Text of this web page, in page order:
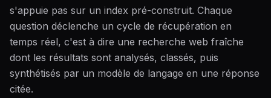
s'appuie pas sur un index pré-construit. Chaque
question déclenche un cycle de récupération en
temps réel, c'est à dire une recherche web fraîche
dont les résultats sont analysés, classés, puis
synthétisés par un modèle de langage en une réponse
citée.